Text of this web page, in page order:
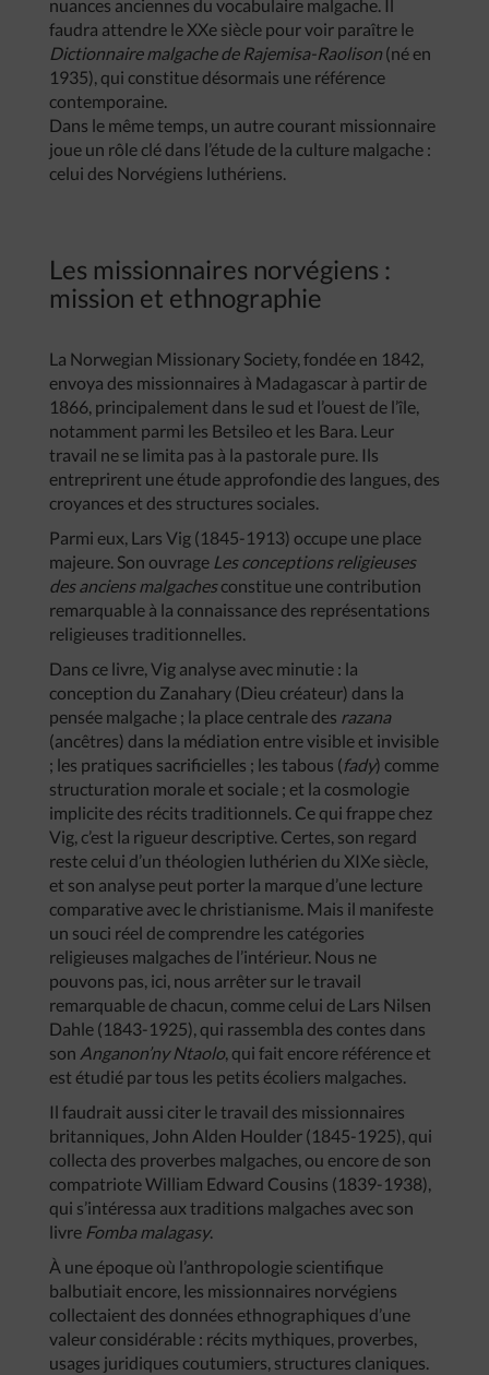
nuances anciennes du vocabulaire malgache. Il
faudra attendre le XXe siècle pour voir paraître le
Dictionnaire malgache de Rajemisa-Raolison (né en
1935), qui constitue désormais une référence
contemporaine.
Dans le même temps, un autre courant missionnaire
joue un rôle clé dans l’étude de la culture malgache :
celui des Norvégiens luthériens.
Les missionnaires norvégiens :
mission et ethnographie
La Norwegian Missionary Society, fondée en 1842,
envoya des missionnaires à Madagascar à partir de
1866, principalement dans le sud et l’ouest de l’île,
notamment parmi les Betsileo et les Bara. Leur
travail ne se limita pas à la pastorale pure. Ils
entreprirent une étude approfondie des langues, des
croyances et des structures sociales.
Parmi eux, Lars Vig (1845-1913) occupe une place
majeure. Son ouvrage Les conceptions religieuses
des anciens malgachesconstitue une contribution
remarquable à la connaissance des représentations
religieuses traditionnelles.
Dans ce livre, Vig analyse avec minutie : la
conception du Zanahary (Dieu créateur) dans la
pensée malgache ; la place centrale des razana
(ancêtres) dans la médiation entre visible et invisible
; les pratiques sacrificielles ; les tabous (fady) comme
structuration morale et sociale ; et la cosmologie
implicite des récits traditionnels. Ce qui frappe chez
Vig, c’est la rigueur descriptive. Certes, son regard
reste celui d’un théologien luthérien du XIXe siècle,
et son analyse peut porter la marque d’une lecture
comparative avec le christianisme. Mais il manifeste
un souci réel de comprendre les catégories
religieuses malgaches de l’intérieur. Nous ne
pouvons pas, ici, nous arrêter sur le travail
remarquable de chacun, comme celui de Lars Nilsen
Dahle (1843-1925), qui rassembla des contes dans
son Anganon’ny Ntaolo, qui fait encore référence et
est étudié par tous les petits écoliers malgaches.
Il faudrait aussi citer le travail des missionnaires
britanniques, John Alden Houlder (1845-1925), qui
collecta des proverbes malgaches, ou encore de son
compatriote William Edward Cousins (1839-1938),
qui s’intéressa aux traditions malgaches avec son
livre Fomba malagasy.
À une époque où l’anthropologie scientifique
balbutiait encore, les missionnaires norvégiens
collectaient des données ethnographiques d’une
valeur considérable : récits mythiques, proverbes,
usages juridiques coutumiers, structures claniques.